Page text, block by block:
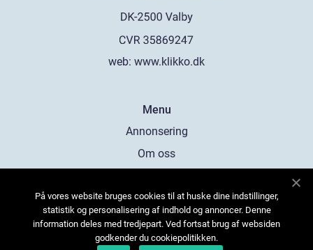
web: www.klikko.dk
Menu
Annonsering
Om oss
Kontakta oss
Sitemap
På vores website bruges cookies til at huske dine indstillinger,
statistik og personalisering af indhold og annoncer. Denne
information deles med tredjepart. Ved fortsat brug af websiden
godkender du cookiepolitikken.